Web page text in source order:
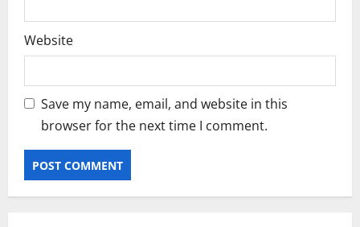
Website
Save my name, email, and website in this
browser for the next time I comment.